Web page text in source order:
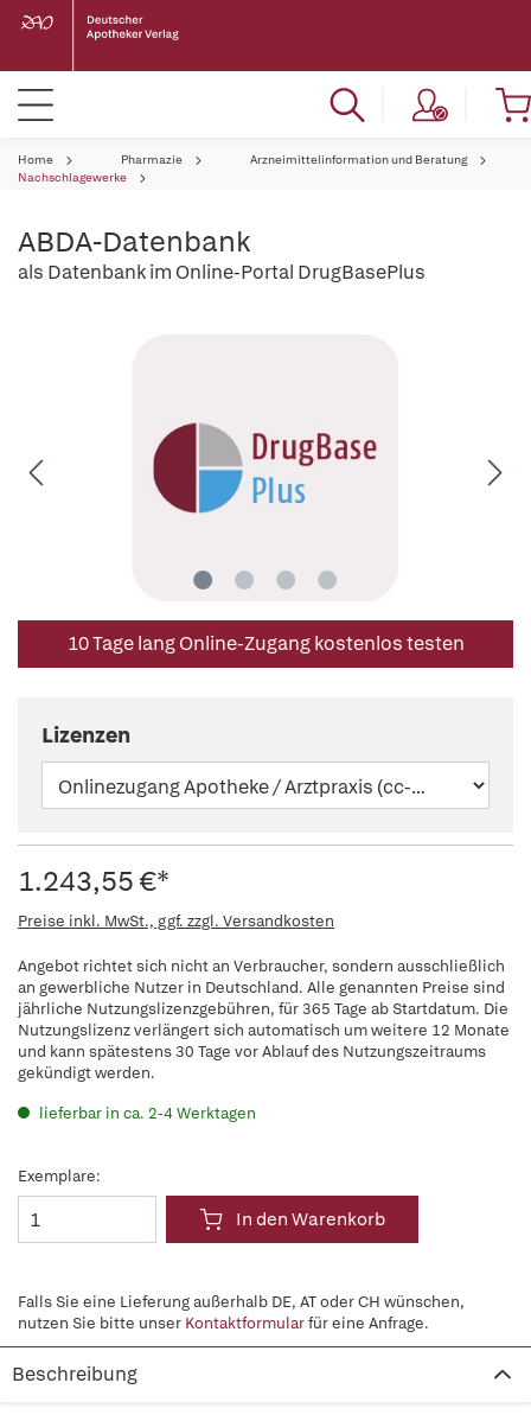
Home Pharmazie
Arzneimittelinformation und Beratung
Nachschlagewerke
ABDA-Datenbank
als Datenbank im Online-Portal DrugBasePlus
10 Tage lang Online-Zugang kostenlos testen
Lizenzen
1.243,55 €*
Preise inkl. MwSt., ggf. zzgl. Versandkosten
Angebot richtet sich nicht an Verbraucher, sondern ausschließlich
an gewerbliche Nutzer in Deutschland. Alle genannten Preise sind
jährliche Nutzungslizenzgebühren, für 365 Tage ab Startdatum. Die
Nutzungslizenz verlängert sich automatisch um weitere 12 Monate
und kann spätestens 30 Tage vor Ablauf des Nutzungszeitraums
gekündigt werden.
lieferbar in ca. 2-4 Werktagen
Exemplare:
In den Warenkorb
Falls Sie eine Lieferung außerhalb DE, AT oder CH wünschen,
nutzen Sie bitte unser Kontaktformularfür eine Anfrage.
Beschreibung